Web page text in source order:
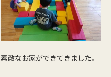
素敵なお家ができてきました。